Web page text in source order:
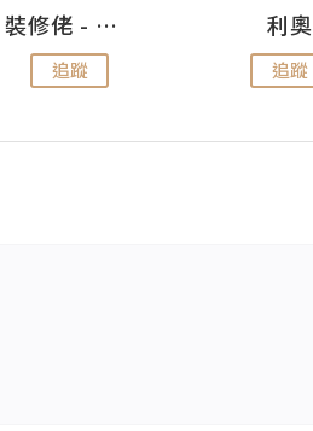
裝修佬 - 香港一站式網上裝修平台
追蹤
利奧
追蹤